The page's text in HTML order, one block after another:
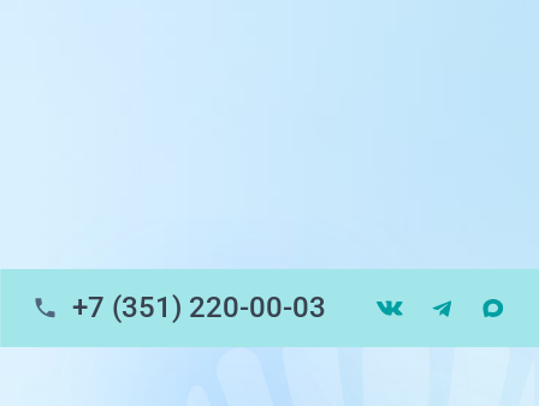
помощь)
Профосмотры, ул.Труда, 183Б
+7 (351) 220-00-03